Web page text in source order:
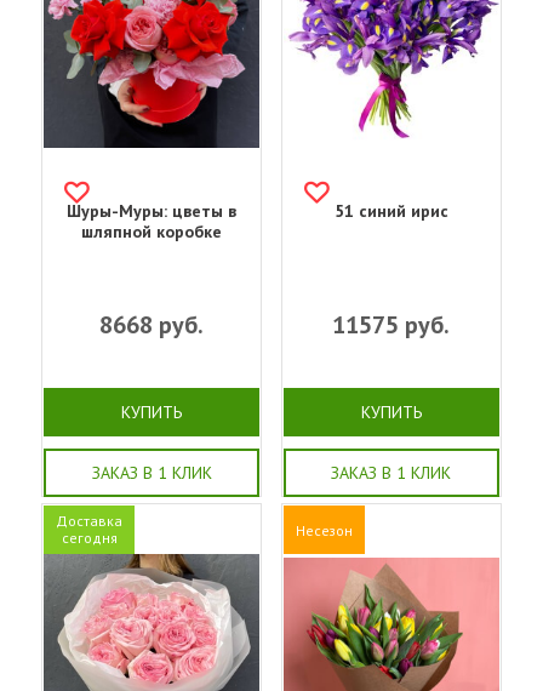
Шуры-Муры: цветы в
шляпной коробке
8668 руб.
КУПИТЬ
ЗАКАЗ В 1 КЛИК
51 синий ирис
11575 руб.
КУПИТЬ
ЗАКАЗ В 1 КЛИК
Доставка
сегодня
Несезон